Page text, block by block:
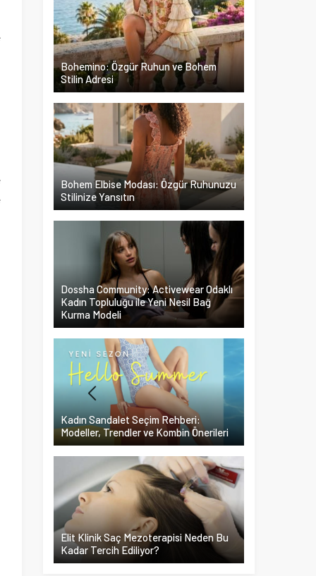
Bohemino: Özgür Ruhun ve Bohem
Stilin Adresi
Bohem Elbise Modası: Özgür Ruhunuzu
Stilinize Yansıtın
Dossha Community: Activewear Odaklı
Kadın Topluluğu ile Yeni Nesil Bağ
Kurma Modeli
Kadın Sandalet Seçim Rehberi:
Modeller, Trendler ve Kombin Önerileri
Elit Klinik Saç Mezoterapisi Neden Bu
Kadar Tercih Ediliyor?